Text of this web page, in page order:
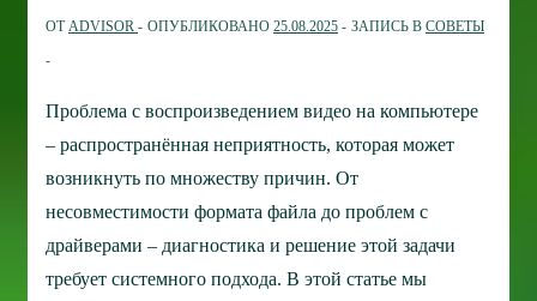
ОТADVISOR ОПУБЛИКОВАНО 25.08.2025 ЗАПИСЬ В СОВЕТЫ
Проблема с воспроизведением видео на компьютере
– распространённая неприятность, которая может
возникнуть по множеству причин. От
несовместимости формата файла до проблем с
драйверами – диагностика и решение этой задачи
требует системного подхода. В этой статье мы